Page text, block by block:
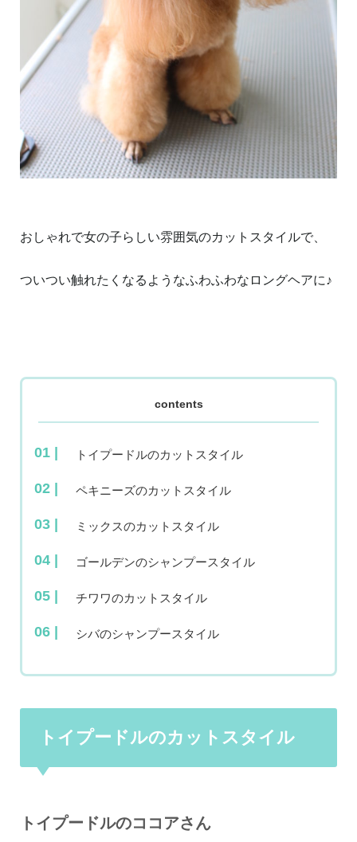
おしゃれで女の子らしい雰囲気のカットスタイルで、
ついつい触れたくなるようなふわふわなロングヘアに♪
contents
トイプードルのカットスタイル
ペキニーズのカットスタイル
ミックスのカットスタイル
ゴールデンのシャンプースタイル
チワワのカットスタイル
シバのシャンプースタイル
トイプードルのカットスタイル
トイプードルのココアさん